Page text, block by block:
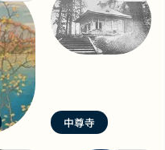
中尊寺